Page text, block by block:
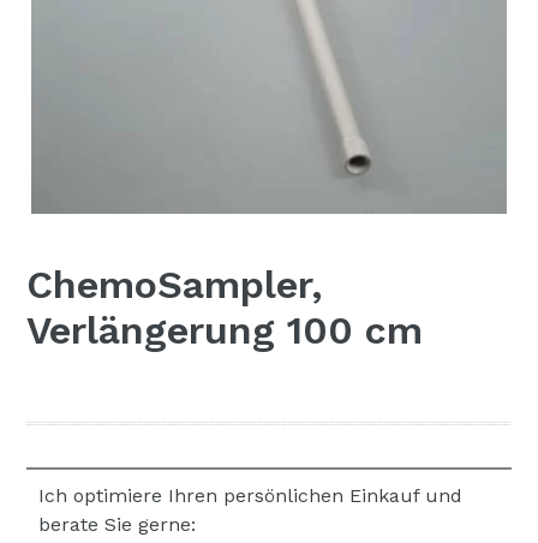
ChemoSampler,
Verlängerung 100 cm
Ich optimiere Ihren persönlichen Einkauf und
berate Sie gerne: